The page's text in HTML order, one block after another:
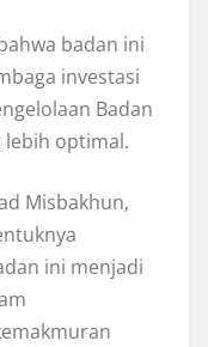
badan ini
investasi
Badan
lebih optimal.
Misbakhun,
ini menjadi